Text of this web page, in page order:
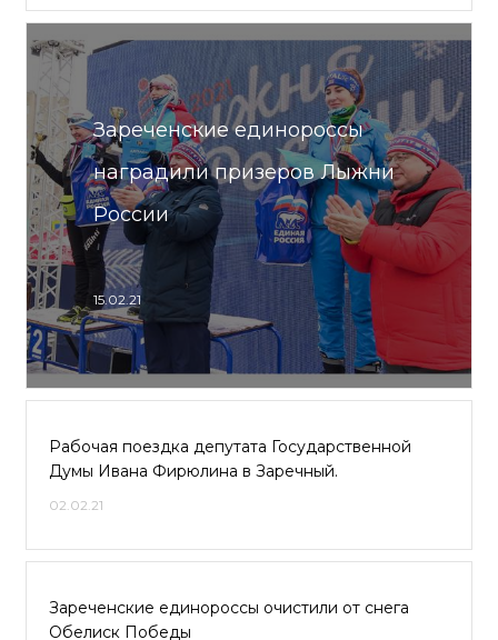
Зареченские единороссы
наградили призеров Лыжни
России
15.02.21
Рабочая поездка депутата Государственной
Думы Ивана Фирюлина в Заречный.
02.02.21
Зареченские единороссы очистили от снега
Обелиск Победы